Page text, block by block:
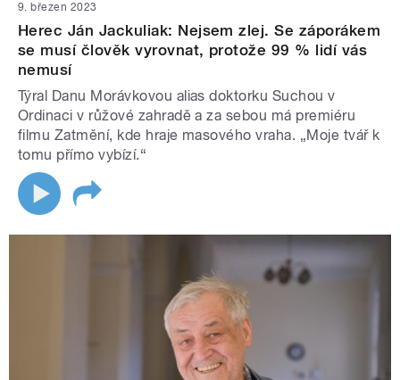
9. březen 2023
Herec Ján Jackuliak: Nejsem zlej. Se záporákem
se musí člověk vyrovnat, protože 99 % lidí vás
nemusí
Týral Danu Morávkovou alias doktorku Suchou v
Ordinaci v růžové zahradě a za sebou má premiéru
filmu Zatmění, kde hraje masového vraha. „Moje tvář k
tomu přímo vybízí.“